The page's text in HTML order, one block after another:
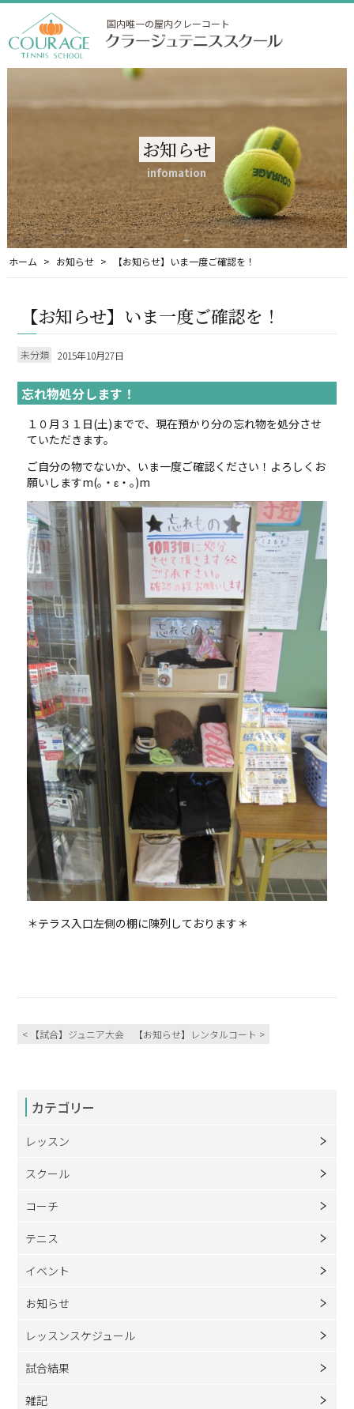
国内唯一の屋内クレーコート
お知らせ
infomation
ホーム お知らせ 【お知らせ】いま一度ご確認を！
【お知らせ】いま一度ご確認を！
未分類 2015年10月27日
忘れ物処分します！
１０月３１日(土)までで、現在預かり分の忘れ物を処分させ
ていただきます。
ご自分の物でないか、いま一度ご確認ください！よろしくお
願いしますm(｡・ε・｡)m
＊テラス入口左側の棚に陳列しております＊
< 【試合】ジュニア大会 【お知らせ】レンタルコート >
カテゴリー
レッスン
スクール
コーチ
テニス
イベント
お知らせ
レッスンスケジュール
試合結果
雑記